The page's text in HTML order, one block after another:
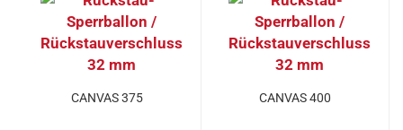
CANVAS 375 CANVAS 400